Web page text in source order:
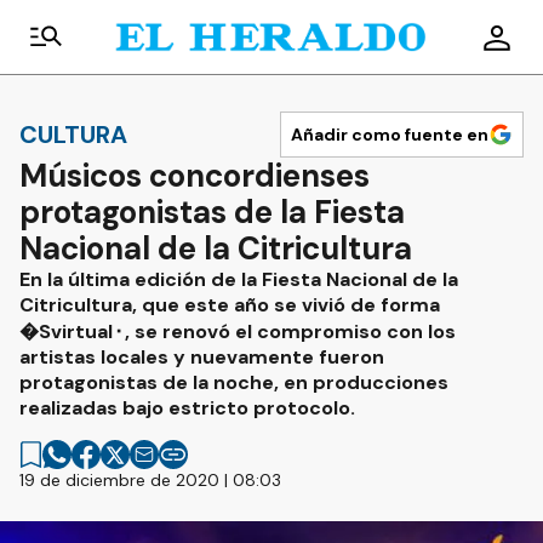
CULTURA Añadir como fuente en
Músicos concordienses
protagonistas de la Fiesta
Nacional de la Citricultura
En la última edición de la Fiesta Nacional de la
Citricultura, que este año se vivió de forma
�Svirtual⬝, se renovó el compromiso con los
artistas locales y nuevamente fueron
protagonistas de la noche, en producciones
realizadas bajo estricto protocolo.
19 de diciembre de 2020 | 08:03